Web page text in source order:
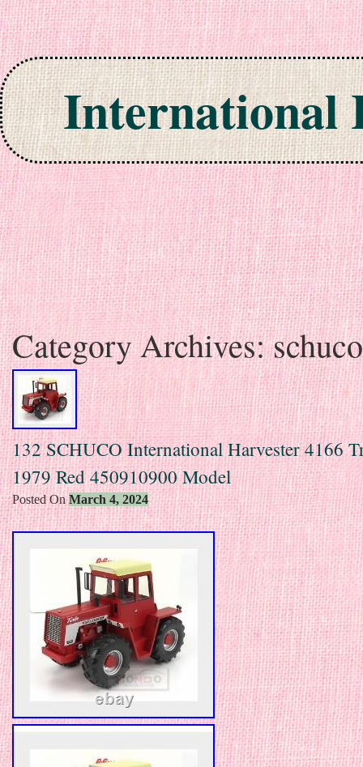
International
Skip to content
Category Archives:schuco
132 SCHUCO International Harvester 4166
1979 Red 450910900 Model
Posted OnMarch 4, 2024